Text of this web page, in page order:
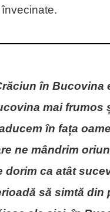
în Bucovina
mai frumos
în fața
ne mândrim
dorim ca atât
să simtă din